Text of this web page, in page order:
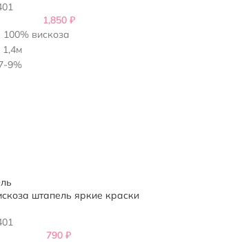
1,850 ₽
100% вискоза
9%
штапель яркие краски
790₽